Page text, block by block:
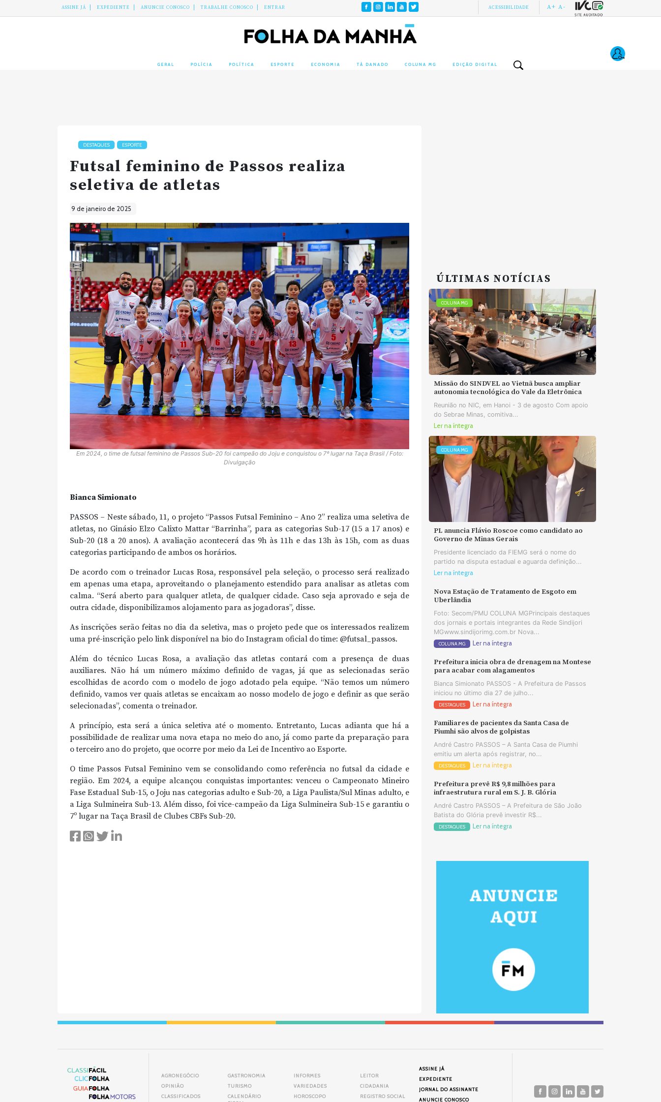
ASSINE JÁ EXPEDIENTE ANUNCIE CONOSCO TRABALHE CONOSCO ENTRAR ACESSIBILIDADE A+ A-
GERAL POLÍCIA POLÍTICA ESPORTE ECONOMIA TÁ DANADO COLUNA MG EDIÇÃO DIGITAL
DESTAQUES ESPORTE
Futsal feminino de Passos realiza
seletiva de atletas
9 de janeiro de 2025
Em 2024, o time de futsal feminino de Passos Sub-20 foi campeão do Joju e conquistou o 7º lugar na Taça Brasil / Foto:
Divulgação
Bianca Simionato
PASSOS – Neste sábado, 11, o projeto “Passos Futsal Feminino – Ano 2” realiza uma seletiva de
atletas, no Ginásio Elzo Calixto Mattar “Barrinha”, para as categorias Sub-17 (15 a 17 anos) e
Sub-20 (18 a 20 anos). A avaliação acontecerá das 9h às 11h e das 13h às 15h, com as duas
categorias participando de ambos os horários.
De acordo com o treinador Lucas Rosa, responsável pela seleção, o processo será realizado
em apenas uma etapa, aproveitando o planejamento estendido para analisar as atletas com
calma. “Será aberto para qualquer atleta, de qualquer cidade. Caso seja aprovado e seja de
outra cidade, disponibilizamos alojamento para as jogadoras”, disse.
As inscrições serão feitas no dia da seletiva, mas o projeto pede que os interessados ​​realizem
uma pré-inscrição pelo link disponível na bio do Instagram oficial do time: @futsal_passos.
Além do técnico Lucas Rosa, a avaliação das atletas contará com a presença de duas
auxiliares. Não há um número máximo definido de vagas, já que as selecionadas serão
escolhidas de acordo com o modelo de jogo adotado pela equipe. “Não temos um número
definido, vamos ver quais atletas se encaixam ao nosso modelo de jogo e definir as que serão
selecionadas”, comenta o treinador.
A princípio, esta será a única seletiva até o momento. Entretanto, Lucas adianta que há a
possibilidade de realizar uma nova etapa no meio do ano, já como parte da preparação para
o terceiro ano do projeto, que ocorre por meio da Lei de Incentivo ao Esporte.
O time Passos Futsal Feminino vem se consolidando como referência no futsal da cidade e
região. Em 2024, a equipe alcançou conquistas importantes: venceu o Campeonato Mineiro
Fase Estadual Sub-15, o Joju nas categorias adulto e Sub-20, a Liga Paulista/Sul Minas adulto, e
a Liga Sulmineira Sub-13. Além disso, foi vice-campeão da Liga Sulmineira Sub-15 e garantiu o
7º lugar na Taça Brasil de Clubes CBFs Sub-20.
ÚLTIMAS NOTÍCIAS
COLUNA MG
Missão do SINDVEL ao Vietnã busca ampliar
autonomia tecnológica do Vale da Eletrônica
Reunião no NIC, em Hanoi - 3 de agosto Com apoio
do Sebrae Minas, comitiva...
Ler na íntegra
COLUNA MG
PL anuncia Flávio Roscoe como candidato ao
Governo de Minas Gerais
Presidente licenciado da FIEMG será o nome do
partido na disputa estadual e aguarda definição...
Ler na íntegra
Nova Estação de Tratamento de Esgoto em
Uberlândia
Foto: Secom/PMU COLUNA MGPrincipais destaques
dos jornais e portais integrantes da Rede Sindijori
MGwww.sindijorimg.com.br Nova...
COLUNA MG Ler na íntegra
Prefeitura inicia obra de drenagem na Montese
para acabar com alagamentos
Bianca Simionato PASSOS - A Prefeitura de Passos
iniciou no último dia 27 de julho...
DESTAQUES Ler na íntegra
Familiares de pacientes da Santa Casa de
Piumhi são alvos de golpistas
André Castro PASSOS – A Santa Casa de Piumhi
emitiu um alerta após registrar, no...
DESTAQUES Ler na íntegra
Prefeitura prevê R$ 9,8 milhões para
infraestrutura rural em S. J. B. Glória
André Castro PASSOS – A Prefeitura de São João
Batista do Glória prevê investir R$...
DESTAQUES Ler na íntegra
AGRONEGÓCIO GASTRONOMIA INFORMES
LEITOR
OPINIÃO
TURISMO VARIEDADES
CIDADANIA
CLASSIFICADOS
CALENDÁRIO
HOROSCOPO REGISTRO SOCIAL
ASSINE JÁ
EXPEDIENTE
JORNAL DO ASSINANTE
ANUNCIE CONOSCO